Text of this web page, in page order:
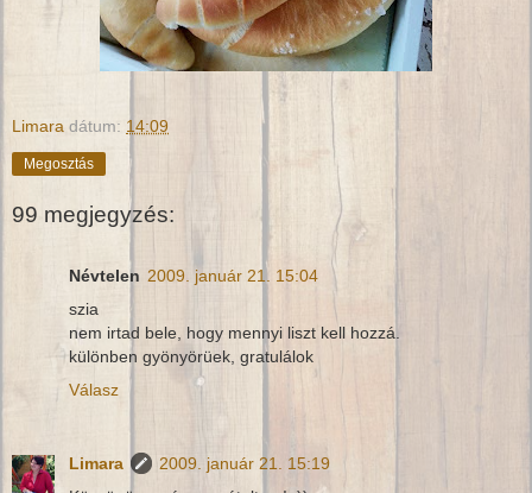
Limara dátum: 14:09
Megosztás
99 megjegyzés:
Névtelen 2009. január 21. 15:04
szia
nem irtad bele, hogy mennyi liszt kell hozzá.
különben gyönyörüek, gratulálok
Válasz
Limara
2009. január 21. 15:19